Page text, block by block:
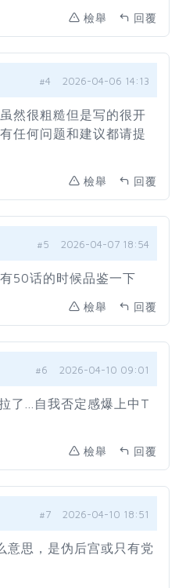
檢舉 回覆
#4 2026-04-06 14:13
然很粗糙但是写的很开
任何问题和建议都请提
檢舉 回覆
#5 2026-04-07 18:54
50话的时候品鉴一下
檢舉 回覆
#6 2026-04-10 09:01
了...自我否定感爆上中T
檢舉 回覆
#7 2026-04-10 18:51
意思，是伪后宫或只有党